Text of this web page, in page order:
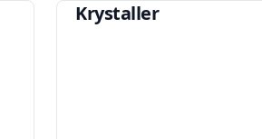
Krystaller